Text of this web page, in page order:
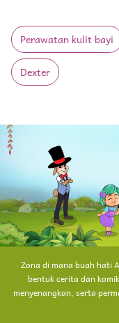
Perawatan kulit bayi
Dexter
Zona di mana buah hati
bentuk cerita dan
menyenangkan, serta